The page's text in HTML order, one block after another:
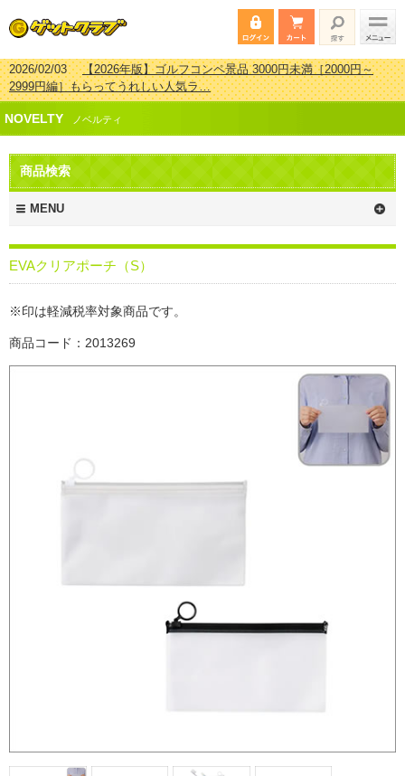
2026/02/03【2026年版】ゴルフコンペ景品 3000円未満［2000円～
2999円編］もらってうれしい人気ラ…
2026/07/15【2026年版】ビンゴゲーム景品おすすめ金額別人気ランキ
ング 更新しました！
2026/04/03【2026年版】ゴルフコンペ景品 3000円未満［2000円～
2999円編］もらってうれしい人気ラ…
2026/02/16
新しました！
NOVELTY ノベルティ
商品検索
MENU
EVAクリアポーチ（S）
※印は軽減税率対象商品です。
商品コード：2013269